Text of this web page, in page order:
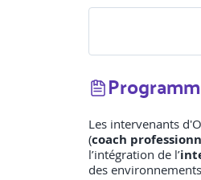
Les intervenants
(coach
l’intégration de l’
des